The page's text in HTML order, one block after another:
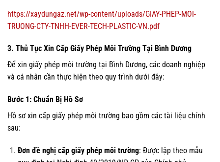
https://xaydungaz.net/wp-content/uploads/GIAY-PHEP-MOI-
TRUONG-CTY-TNHH-EVER-TECH-PLASTIC-VN.pdf
3. Thủ Tục Xin Cấp Giấy Phép Môi Trường Tại Bình Dương
Để xin giấy phép môi trường tại Bình Dương, các doanh nghiệp
và cá nhân cần thực hiện theo quy trình dưới đây:
Bước 1: Chuẩn Bị Hồ Sơ
Hồ sơ xin cấp giấy phép môi trường bao gồm các tài liệu chính
sau:
Đơn đề nghị cấp giấy phép môi trường: Được lập theo mẫu